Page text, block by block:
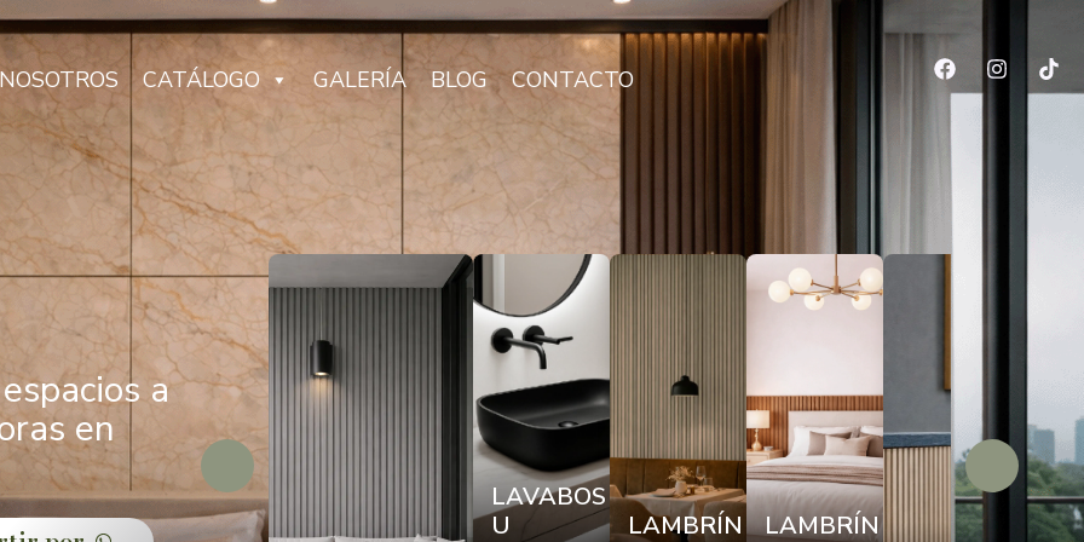
CATÁLOGO GALERÍA BLOG CONTACTO
a
en
LAVABOS
U
LAMBRÍN
LAMBRÍN